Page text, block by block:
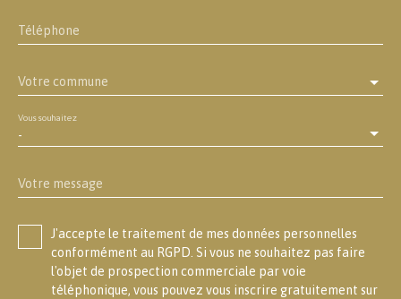
Téléphone
Votre commune
-
Vous souhaitez
Votre message
J'accepte le traitement de mes données personnelles
conformément au RGPD. Si vous ne souhaitez pas faire
l'objet de prospection commerciale par voie
téléphonique, vous pouvez vous inscrire gratuitement sur